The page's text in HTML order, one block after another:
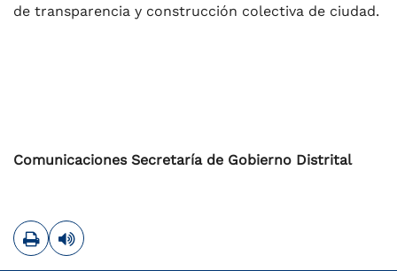
de transparencia y construcción colectiva de ciudad.
Comunicaciones Secretaría de Gobierno Distrital
ImprimirLeer contenido